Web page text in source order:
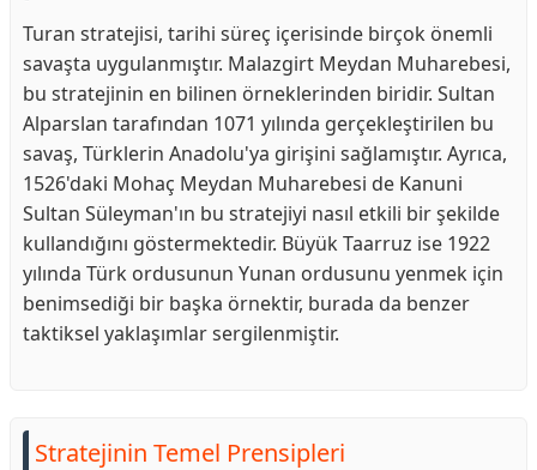
Turan stratejisi, tarihi süreç içerisinde birçok önemli
savaşta uygulanmıştır. Malazgirt Meydan Muharebesi,
bu stratejinin en bilinen örneklerinden biridir. Sultan
Alparslan tarafından 1071 yılında gerçekleştirilen bu
savaş, Türklerin Anadolu'ya girişini sağlamıştır. Ayrıca,
1526'daki Mohaç Meydan Muharebesi de Kanuni
Sultan Süleyman'ın bu stratejiyi nasıl etkili bir şekilde
kullandığını göstermektedir. Büyük Taarruz ise 1922
yılında Türk ordusunun Yunan ordusunu yenmek için
benimsediği bir başka örnektir, burada da benzer
taktiksel yaklaşımlar sergilenmiştir.
Stratejinin Temel Prensipleri